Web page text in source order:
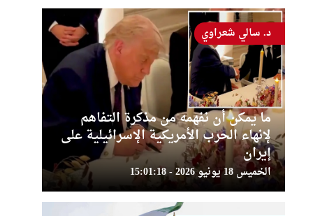
ما يمكن أن نفهمه من مذكرة التفاهم
لإنهاء الحرب الأمريكية الإسرائيلية على
إيران
الخميس 18 يونيو 2026 - 15:01:18
د. سالي شعراوي